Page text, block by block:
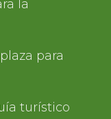
la
para
turístico